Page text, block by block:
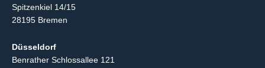
Spitzenkiel 14/15
28195 Bremen
Düsseldorf
Benrather Schlossallee 121